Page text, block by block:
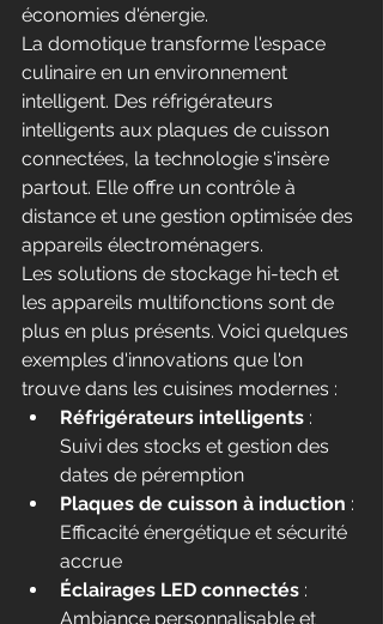
économies d'énergie.
La domotique transforme l'espace
culinaire en un environnement
intelligent. Des réfrigérateurs
intelligents aux plaques de cuisson
connectées, la technologie s'insère
partout. Elle offre un contrôle à
distance et une gestion optimisée des
appareils électroménagers.
Les solutions de stockage hi-tech et
les appareils multifonctions sont de
plus en plus présents. Voici quelques
exemples d'innovations que l'on
trouve dans les cuisines modernes :
Réfrigérateurs intelligents :
Suivi des stocks et gestion des
dates de péremption
Plaques de cuisson à induction :
Efficacité énergétique et sécurité
accrue
Éclairages LED connectés :
Ambiance personnalisable et